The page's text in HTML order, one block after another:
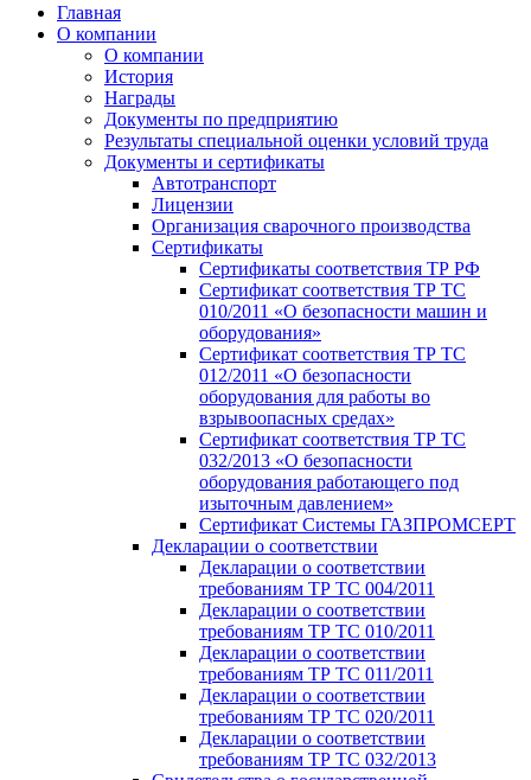
Главная
О компании
О компании
История
Награды
Документы по предприятию
Результаты специальной оценки условий труда
Документы и сертификаты
Автотранспорт
Лицензии
Организация сварочного производства
Cертификаты
Сертификаты соответствия ТР РФ
Сертификат соответствия ТР ТС
010/2011 «О безопасности машин и
оборудования»
Сертификат соответствия ТР ТС
012/2011 «О безопасности
оборудования для работы во
взрывоопасных средах»
Сертификат соответствия ТР ТС
032/2013 «О безопасности
оборудования работающего под
изыточным давлением»
Сертификат Системы ГАЗПРОМСЕРТ
Декларации о соответствии
Декларации о соответствии
требованиям ТР ТС 004/2011
Декларации о соответствии
требованиям ТР ТС 010/2011
Декларации о соответствии
требованиям ТР ТС 011/2011
Декларации о соответствии
требованиям ТР ТС 020/2011
Декларации о соответствии
требованиям ТР ТС 032/2013